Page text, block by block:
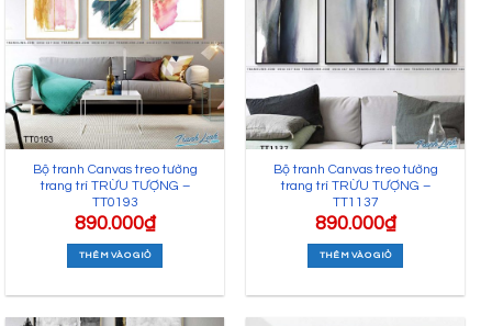
Bộ tranh Canvas treo tường
trang trí TRỪU TƯỢNG –
TT0193
890.000₫
THÊM VÀO GIỎ
Bộ tranh Canvas treo tường
trang trí TRỪU TƯỢNG –
TT1137
890.000₫
THÊM VÀO GIỎ